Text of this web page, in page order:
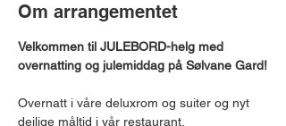
Om arrangementet
Velkommen til JULEBORD-helg med
overnatting og julemiddag på Sølvane Gard!
Overnatt i våre deluxrom og suiter og nyt
deilige måltid i vår restaurant.